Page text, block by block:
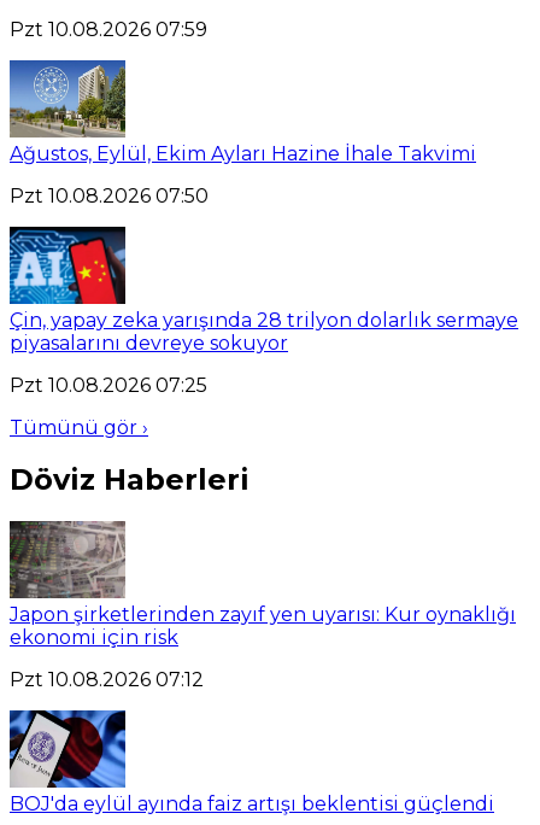
Pzt 10.08.2026 07:59
Ağustos, Eylül, Ekim Ayları Hazine İhale Takvimi
Pzt 10.08.2026 07:50
Çin, yapay zeka yarışında 28 trilyon dolarlık sermaye
piyasalarını devreye sokuyor
Pzt 10.08.2026 07:25
Tümünü gör ›
Döviz Haberleri
Japon şirketlerinden zayıf yen uyarısı: Kur oynaklığı
ekonomi için risk
Pzt 10.08.2026 07:12
BOJ'da eylül ayında faiz artışı beklentisi güçlendi